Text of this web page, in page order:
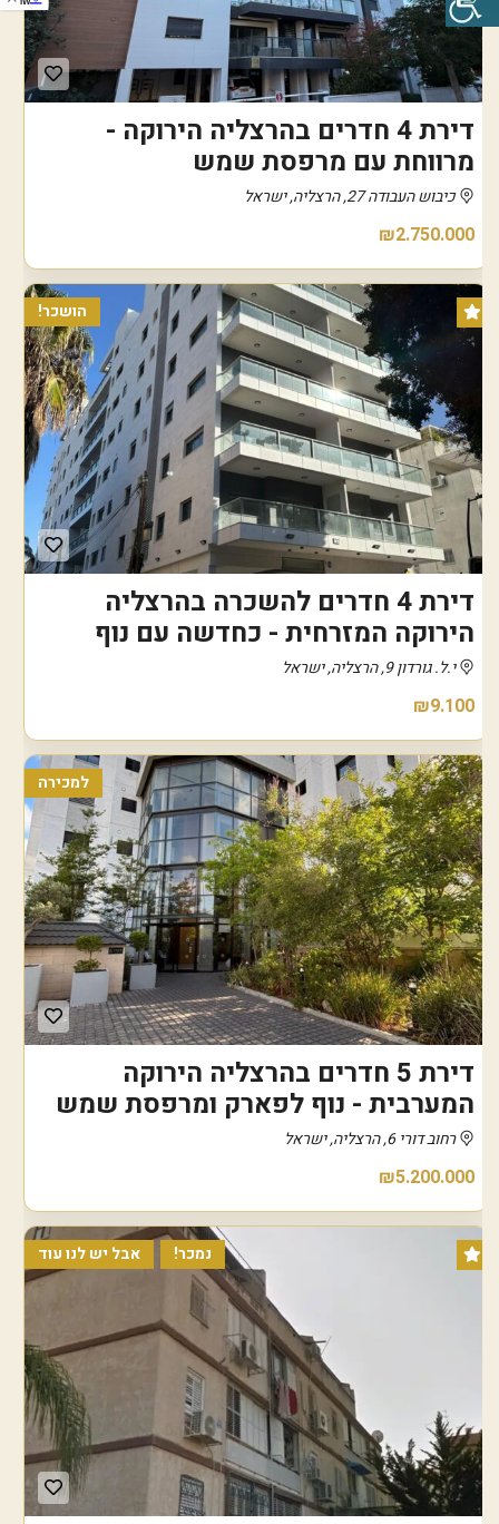
דירת 4 חדרים בהרצליה הירוקה -
מרווחת עם מרפסת שמש
כיבוש העבודה 27, הרצליה, ישראל
₪2.750.000
הושכר!
דירת 4 חדרים להשכרה בהרצליה
הירוקה המזרחית - כחדשה עם נוף
י.ל. גורדון 9, הרצליה, ישראל
₪9.100
למכירה
דירת 5 חדרים בהרצליה הירוקה
המערבית - נוף לפארק ומרפסת שמש
רחוב דורי 6, הרצליה, ישראל
₪5.200.000
אבל יש לנו עוד נמכר!